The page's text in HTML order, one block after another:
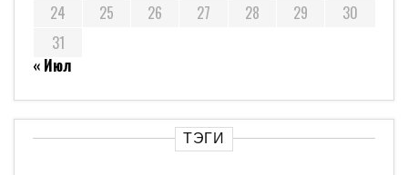
24
25 26 27 28 29
30
31
« Июл
ТЭГИ